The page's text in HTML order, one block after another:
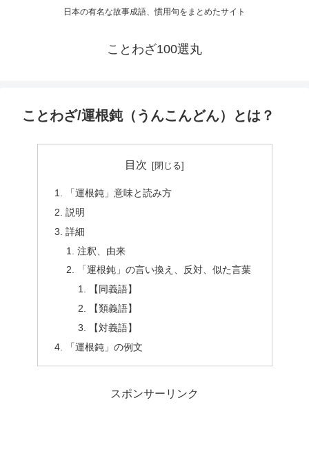
日本の有名な故事成語、慣用句をまとめたサイト
ことわざ100選丸
ことわざ/運根鈍（うんこんどん）とは？
目次
「運根鈍」意味と読み方
説明
詳細
注釈、由来
「運根鈍」の言い換え、反対、似た言葉
【同義語】
【類義語】
【対義語】
「運根鈍」の例文
スポンサーリンク